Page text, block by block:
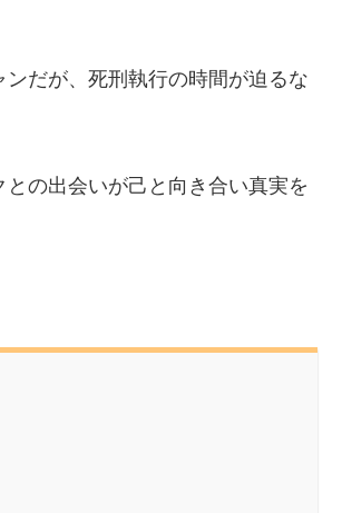
だが、死刑執行の時間が迫るな
の出会いが己と向き合い真実を